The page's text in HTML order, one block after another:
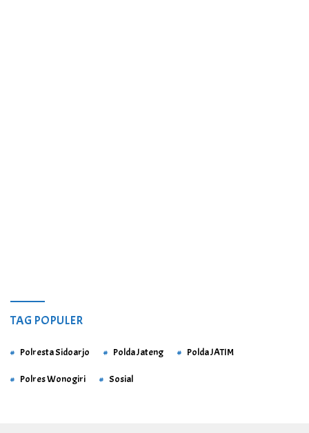
TAG POPULER
Polresta Sidoarjo Polda Jateng Polda JATIM
Polres Wonogiri Sosial